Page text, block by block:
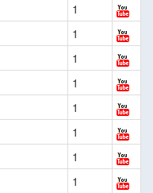
1
1
1
1
1
1
1
1